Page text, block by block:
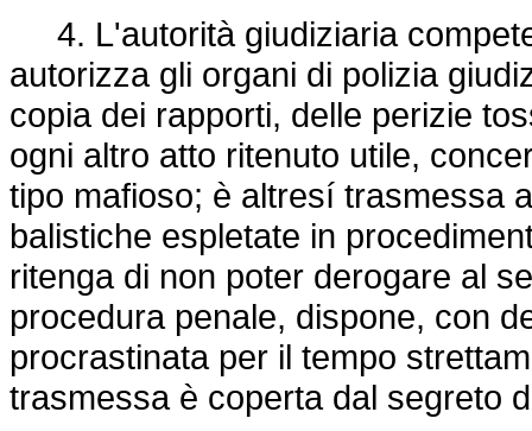
4. L'autorità giudiziaria
autorizza gli organi di polizia
copia dei rapporti, delle perizie
ogni altro atto ritenuto utile,
tipo mafioso; è altresí trasmessa
balistiche espletate in
ritenga di non poter derogare al
procedura penale, dispone, con
procrastinata per il tempo
trasmessa è coperta dal segreto